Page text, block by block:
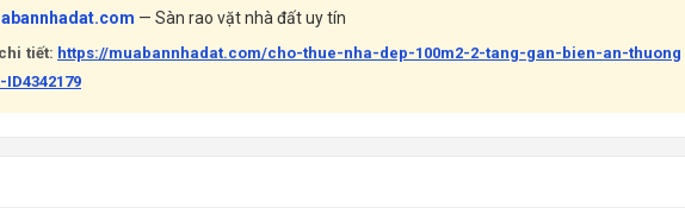
— Sàn rao vặt nhà đất uy tín
tiết: https://muabannhadat.com/cho-thue-nha-dep-100m2-2-tang-gan-bien-an-thuong